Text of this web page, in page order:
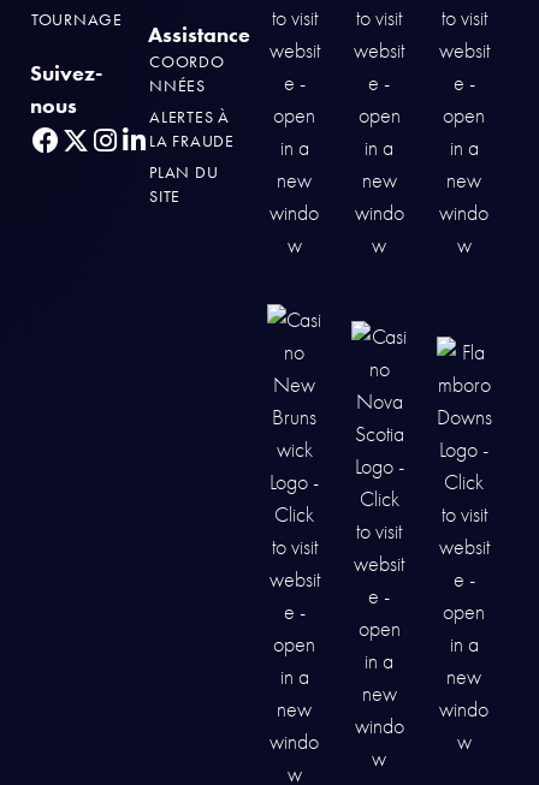
TOURNAGE
Suivez-
nous
Assistance
COORDO
NNÉES
ALERTES À
LA FRAUDE
PLAN DU
SITE